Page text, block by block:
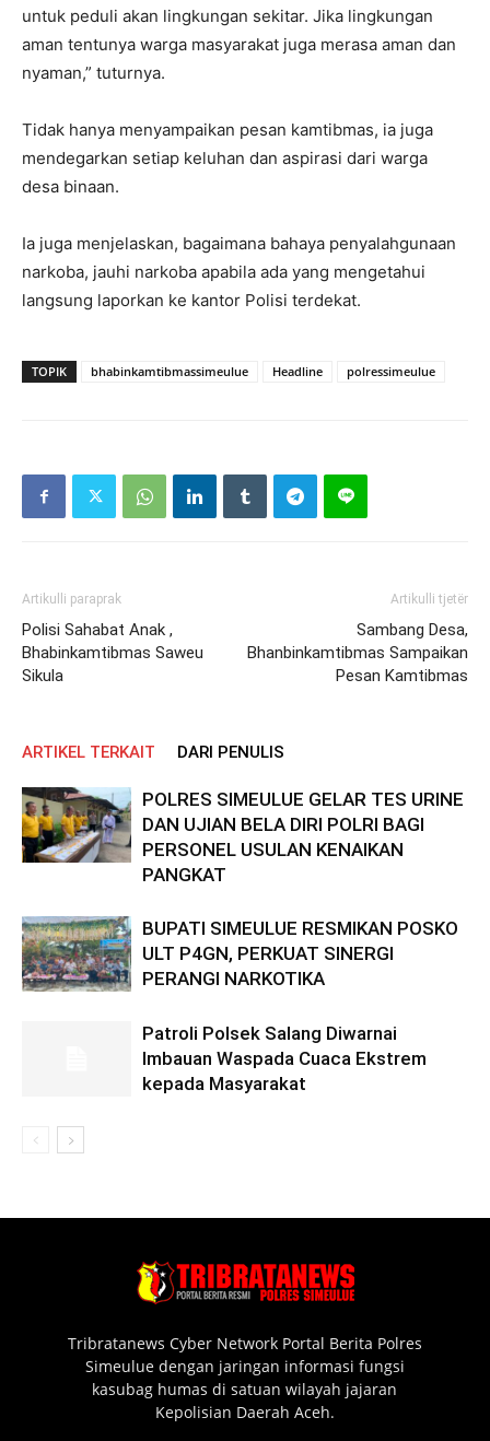
untuk peduli akan lingkungan sekitar. Jika lingkungan
aman tentunya warga masyarakat juga merasa aman dan
nyaman,” tuturnya.
Tidak hanya menyampaikan pesan kamtibmas, ia juga
mendegarkan setiap keluhan dan aspirasi dari warga
desa binaan.
Ia juga menjelaskan, bagaimana bahaya penyalahgunaan
narkoba, jauhi narkoba apabila ada yang mengetahui
langsung laporkan ke kantor Polisi terdekat.
TOPIK bhabinkamtibmassimeulue Headline polressimeulue
Artikulli paraprak
Polisi Sahabat Anak ,
Bhabinkamtibmas Saweu
Sikula
Artikulli tjetër
Sambang Desa,
Bhanbinkamtibmas Sampaikan
Pesan Kamtibmas
ARTIKEL TERKAIT DARI PENULIS
POLRES SIMEULUE GELAR TES URINE
DAN UJIAN BELA DIRI POLRI BAGI
PERSONEL USULAN KENAIKAN
PANGKAT
BUPATI SIMEULUE RESMIKAN POSKO
ULT P4GN, PERKUAT SINERGI
PERANGI NARKOTIKA
Patroli Polsek Salang Diwarnai
Imbauan Waspada Cuaca Ekstrem
kepada Masyarakat
Tribratanews Cyber Network Portal Berita Polres
Simeulue dengan jaringan informasi fungsi
kasubag humas di satuan wilayah jajaran
Kepolisian Daerah Aceh.